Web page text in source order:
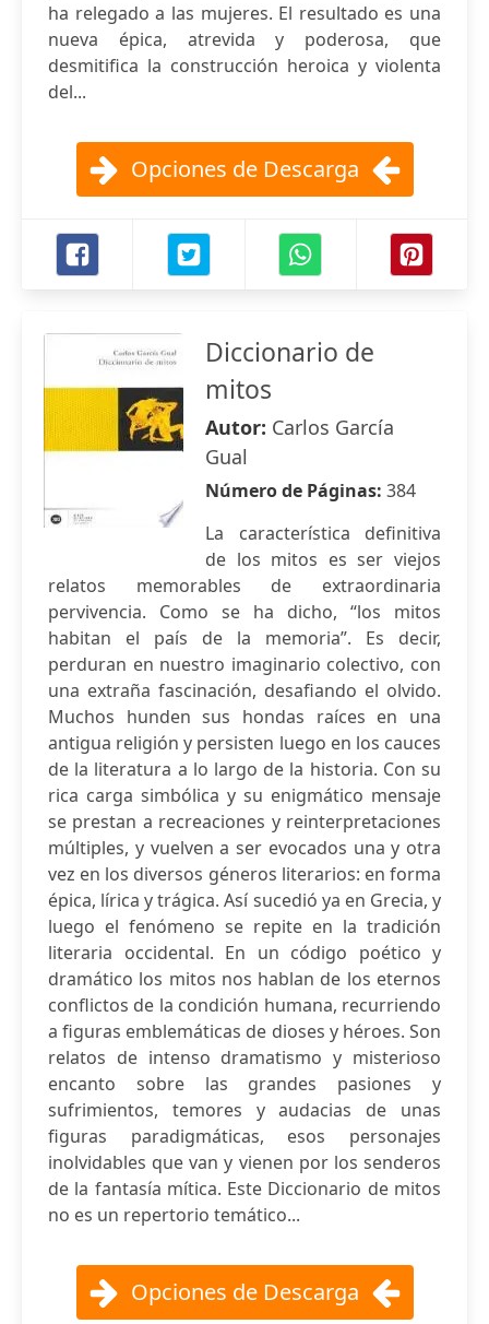
ha relegado a las mujeres. El resultado es una
nueva épica, atrevida y poderosa, que
desmitifica la construcción heroica y violenta
del...
Opciones de Descarga
Diccionario de
mitos
Autor: Carlos García
Gual
Número de Páginas: 384
La característica definitiva
de los mitos es ser viejos
relatos memorables de extraordinaria
pervivencia. Como se ha dicho, “los mitos
habitan el país de la memoria”. Es decir,
perduran en nuestro imaginario colectivo, con
una extraña fascinación, desafiando el olvido.
Muchos hunden sus hondas raíces en una
antigua religión y persisten luego en los cauces
de la literatura a lo largo de la historia. Con su
rica carga simbólica y su enigmático mensaje
se prestan a recreaciones y reinterpretaciones
múltiples, y vuelven a ser evocados una y otra
vez en los diversos géneros literarios: en forma
épica, lírica y trágica. Así sucedió ya en Grecia, y
luego el fenómeno se repite en la tradición
literaria occidental. En un código poético y
dramático los mitos nos hablan de los eternos
conflictos de la condición humana, recurriendo
a figuras emblemáticas de dioses y héroes. Son
relatos de intenso dramatismo y misterioso
encanto sobre las grandes pasiones y
sufrimientos, temores y audacias de unas
figuras paradigmáticas, esos personajes
inolvidables que van y vienen por los senderos
de la fantasía mítica. Este Diccionario de mitos
no es un repertorio temático...
Opciones de Descarga